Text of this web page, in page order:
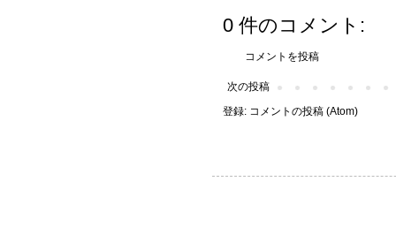
0 件のコメント:
コメントを投稿
次の投稿
登録: コメントの投稿 (Atom)